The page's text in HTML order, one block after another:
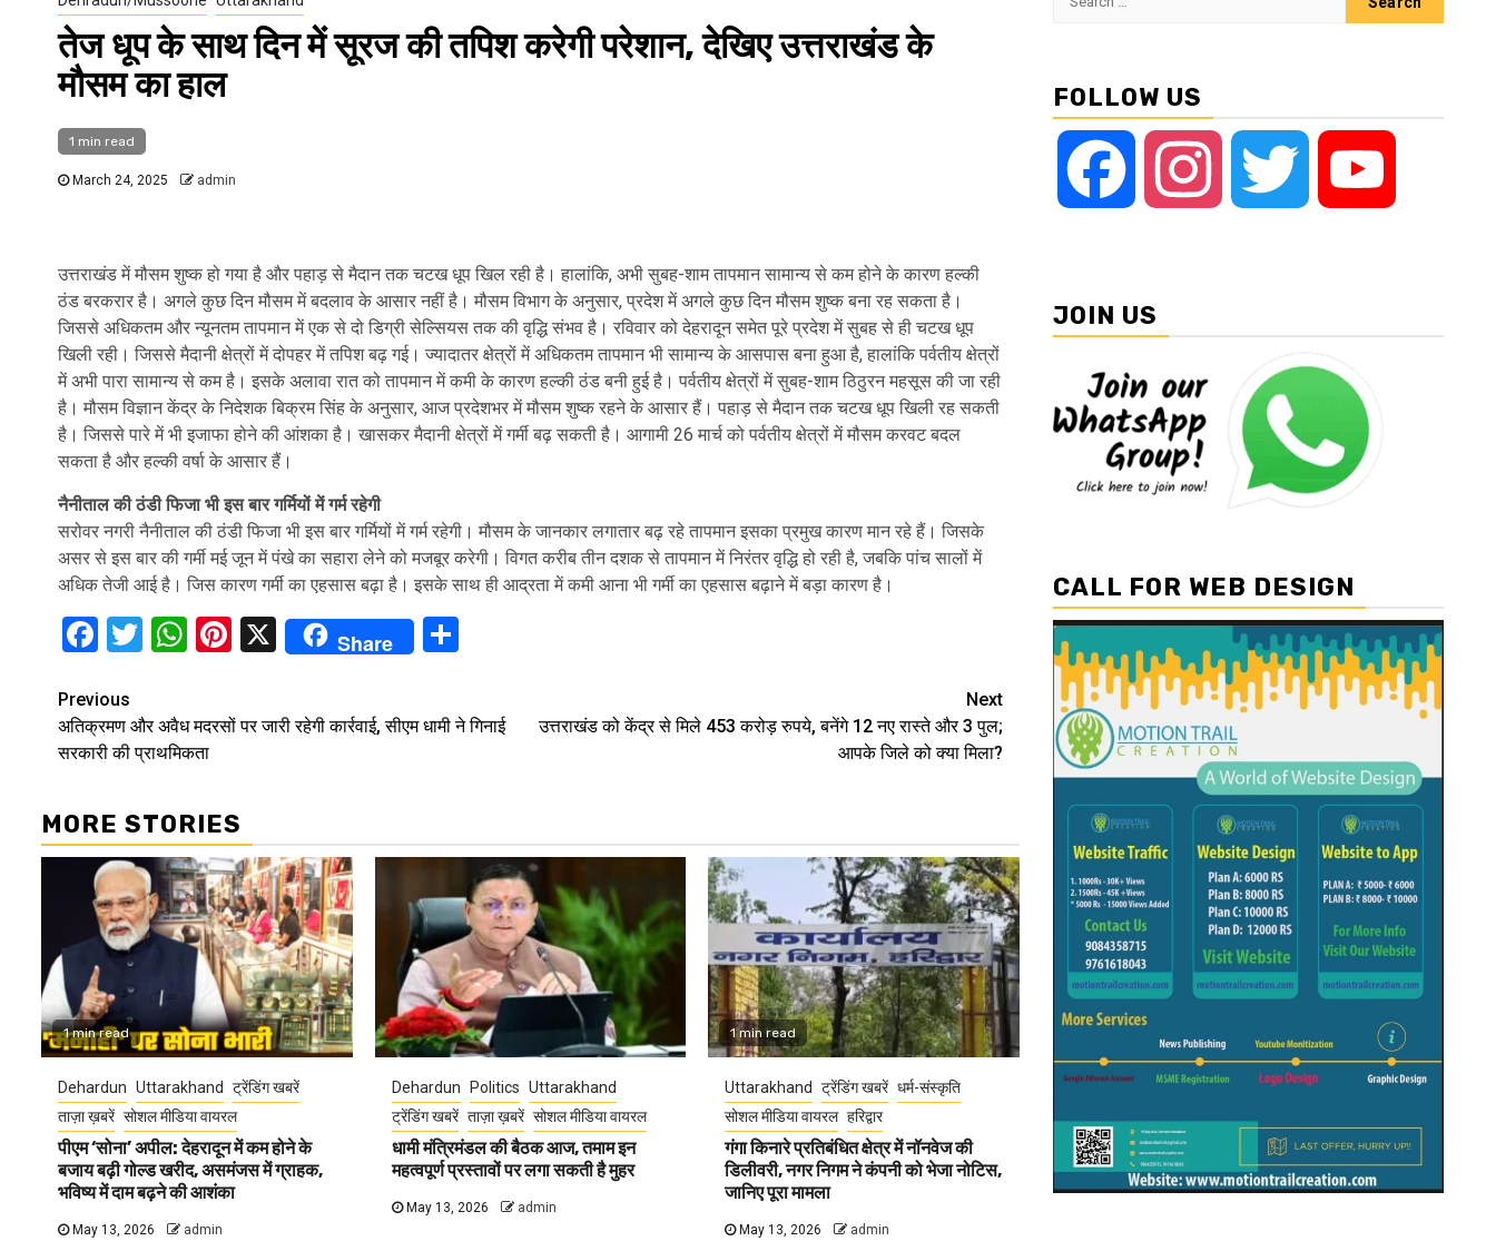
तेज धूप के साथ दिन में सूरज की तपिश करेगी परेशान, देखिए उत्तराखंड के
मौसम का हाल
1 min read
March 24, 2025 admin
उत्तराखंड में मौसम शुष्क हो गया है और पहाड़ से मैदान तक चटख धूप खिल रही है। हालांकि, अभी सुबह-शाम तापमान सामान्य से कम होने के कारण हल्की
ठंड बरकरार है। अगले कुछ दिन मौसम में बदलाव के आसार नहीं है। मौसम विभाग के अनुसार, प्रदेश में अगले कुछ दिन मौसम शुष्क बना रह सकता है।
जिससे अधिकतम और न्यूनतम तापमान में एक से दो डिग्री सेल्सियस तक की वृद्धि संभव है। रविवार को देहरादून समेत पूरे प्रदेश में सुबह से ही चटख धूप
खिली रही। जिससे मैदानी क्षेत्रों में दोपहर में तपिश बढ़ गई। ज्यादातर क्षेत्रों में अधिकतम तापमान भी सामान्य के आसपास बना हुआ है, हालांकि पर्वतीय क्षेत्रों
में अभी पारा सामान्य से कम है। इसके अलावा रात को तापमान में कमी के कारण हल्की ठंड बनी हुई है। पर्वतीय क्षेत्रों में सुबह-शाम ठिठुरन महसूस की जा रही
है। मौसम विज्ञान केंद्र के निदेशक बिक्रम सिंह के अनुसार, आज प्रदेशभर में मौसम शुष्क रहने के आसार हैं। पहाड़ से मैदान तक चटख धूप खिली रह सकती
है। जिससे पारे में भी इजाफा होने की आंशका है। खासकर मैदानी क्षेत्रों में गर्मी बढ़ सकती है। आगामी 26 मार्च को पर्वतीय क्षेत्रों में मौसम करवट बदल
सकता है और हल्की वर्षा के आसार हैं।
नैनीताल की ठंडी फिजा भी इस बार गर्मियों में गर्म रहेगी
सरोवर नगरी नैनीताल की ठंडी फिजा भी इस बार गर्मियों में गर्म रहेगी। मौसम के जानकार लगातार बढ़ रहे तापमान इसका प्रमुख कारण मान रहे हैं। जिसके
असर से इस बार की गर्मी मई जून में पंखे का सहारा लेने को मजबूर करेगी। विगत करीब तीन दशक से तापमान में निरंतर वृद्धि हो रही है, जबकि पांच सालों में
अधिक तेजी आई है। जिस कारण गर्मी का एहसास बढ़ा है। इसके साथ ही आद्रता में कमी आना भी गर्मी का एहसास बढ़ाने में बड़ा कारण है।
Facebook
Twitter
WhatsApp
Pinterest
X Share
Continue
Reading
Previous
अतिक्रमण और अवैध मदरसों पर जारी रहेगी कार्रवाई, सीएम धामी ने गिनाई
सरकारी की प्राथमिकता
Next
उत्तराखंड को केंद्र से मिले 453 करोड़ रुपये, बनेंगे 12 नए रास्ते और 3 पुल;
आपके जिले को क्या मिला?
MORE STORIES
1 min read
Dehardun Uttarakhand
ट्रेंडिंग खबरें
ताज़ा ख़बरें सोशल मीडिया वायरल
पीएम ‘सोना’ अपील: देहरादून में कम होने के
बजाय बढ़ी गोल्ड खरीद, असमंजस में ग्राहक,
भविष्य में दाम बढ़ने की आशंका
May 13, 2026 admin
Dehardun Politics Uttarakhand
ट्रेंडिंग खबरें ताज़ा ख़बरें सोशल मीडिया वायरल
धामी मंत्रिमंडल की बैठक आज, तमाम इन
महत्वपूर्ण प्रस्तावों पर लगा सकती है मुहर
May 13, 2026 admin
1 min read
Uttarakhand ट्रेंडिंग खबरें धर्म-संस्कृति
सोशल मीडिया वायरल हरिद्वार
गंगा किनारे प्रतिबंधित क्षेत्र में नॉनवेज की
डिलीवरी, नगर निगम ने कंपनी को भेजा नोटिस,
जानिए पूरा मामला
May 13, 2026 admin
FOLLOW US
Facebook Instagram Twitter
JOIN US
CALL FOR WEB DESIGN